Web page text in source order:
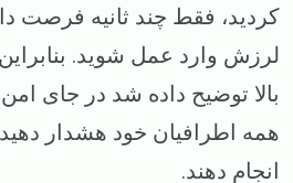
کردید، فقط چند ثانیه فرصت
لرزش وارد عمل شوید.
بالا توضیح داده شد در جای
همه اطرافیان خود هشدار
انجام دهند.